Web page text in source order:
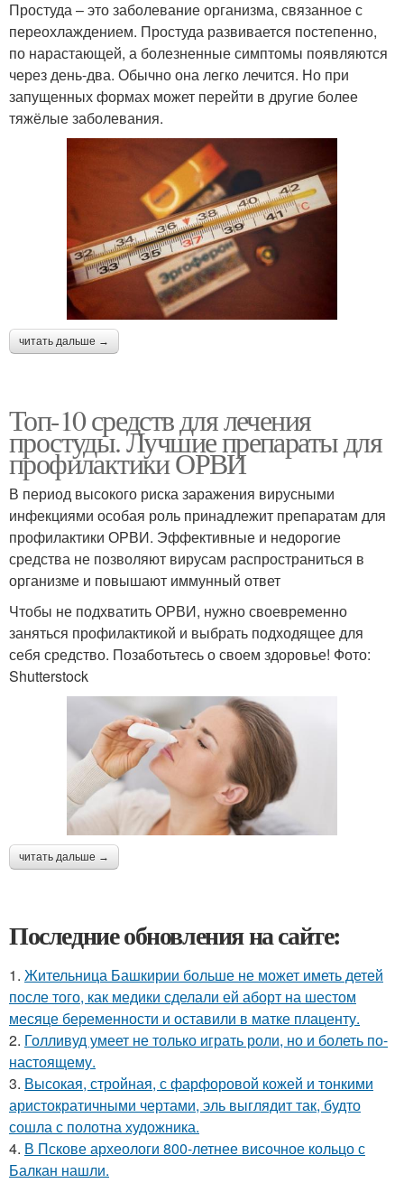
Простуда – это заболевание организма, связанное с
переохлаждением. Простуда развивается постепенно,
по нарастающей, а болезненные симптомы появляются
через день-два. Обычно она легко лечится. Но при
запущенных формах может перейти в другие более
тяжёлые заболевания.
читать дальше →
Топ-10 средств для лечения
простуды. Лучшие препараты для
профилактики ОРВИ
В период высокого риска заражения вирусными
инфекциями особая роль принадлежит препаратам для
профилактики ОРВИ. Эффективные и недорогие
средства не позволяют вирусам распространиться в
организме и повышают иммунный ответ
Чтобы не подхватить ОРВИ, нужно своевременно
заняться профилактикой и выбрать подходящее для
себя средство. Позаботьтесь о своем здоровье! Фото:
Shutterstock
читать дальше →
Последние обновления на сайте:
1. Жительница Башкирии больше не может иметь детей
после того, как медики сделали ей аборт на шестом
месяце беременности и оставили в матке плаценту.
2. Голливуд умеет не только играть роли, но и болеть по-
настоящему.
3. Высокая, стройная, с фарфоровой кожей и тонкими
аристократичными чертами, эль выглядит так, будто
сошла с полотна художника.
4. В Пскове археологи 800-летнее височное кольцо с
Балкан нашли.